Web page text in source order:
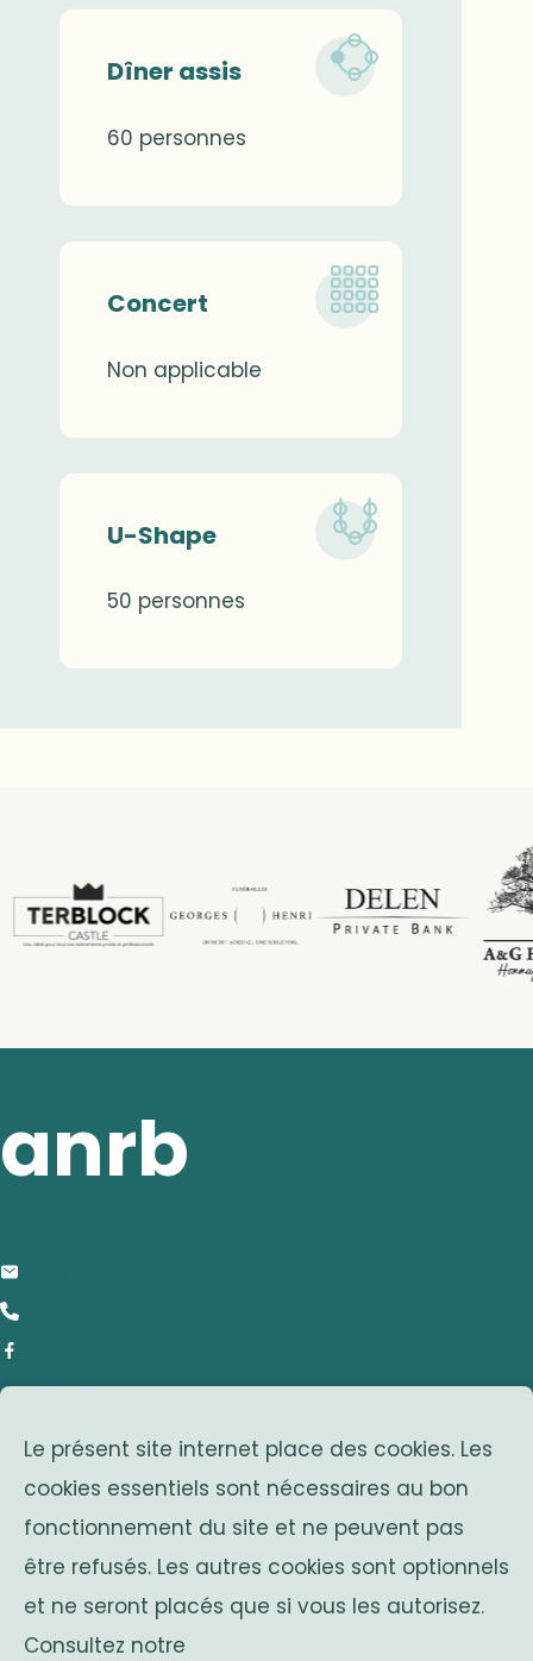
Le présent site internet place des cookies. Les
cookies essentiels sont nécessaires au bon
fonctionnement du site et ne peuvent pas
être refusés. Les autres cookies sont optionnels
et ne seront placés que si vous les autorisez.
Consultez notre
Dîner assis
60 personnes
Concert
Non applicable
U-Shape
50 personnes
anrb
adresse
Avenue Franklin Roosevelt 25
1050 Bruxelles
Belgium
associations sœurs
Solidaritas